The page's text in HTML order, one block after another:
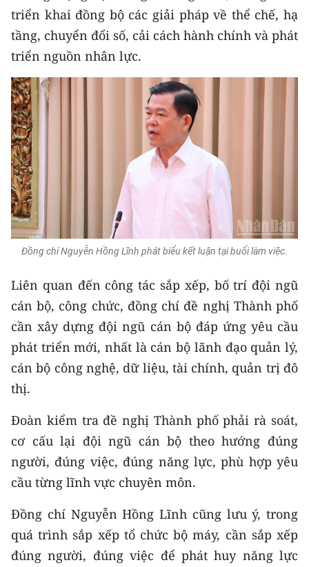
triển khai đồng bộ các giải pháp về thể chế, hạ
tầng, chuyển đổi số, cải cách hành chính và phát
triển nguồn nhân lực.
Đồng chí Nguyễn Hồng Lĩnh phát biểu kết luận tại buổi làm việc.
Liên quan đến công tác sắp xếp, bố trí đội ngũ
cán bộ, công chức, đồng chí đề nghị Thành phố
cần xây dựng đội ngũ cán bộ đáp ứng yêu cầu
phát triển mới, nhất là cán bộ lãnh đạo quản lý,
cán bộ công nghệ, dữ liệu, tài chính, quản trị đô
thị.
Đoàn kiểm tra đề nghị Thành phố phải rà soát,
cơ cấu lại đội ngũ cán bộ theo hướng đúng
người, đúng việc, đúng năng lực, phù hợp yêu
cầu từng lĩnh vực chuyên môn.
Đồng chí Nguyễn Hồng Lĩnh cũng lưu ý, trong
quá trình sắp xếp tổ chức bộ máy, cần sắp xếp
đúng người, đúng việc để phát huy năng lực